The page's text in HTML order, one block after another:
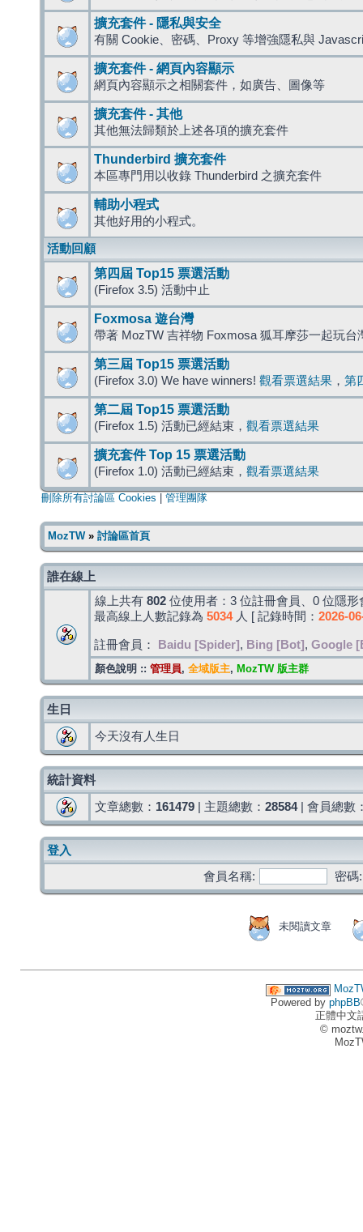
擴充套件 - 隱私與安全
有關 Cookie、密碼、Proxy 等增強隱私與
擴充套件 - 網頁內容顯示
網頁內容顯示之相關套件，如廣告、圖像等
擴充套件 - 其他
其他無法歸類於上述各項的擴充套件
Thunderbird 擴充套件
本區專門用以收錄 Thunderbird 之擴充套件
輔助小程式
其他好用的小程式。
活動回顧
第四屆 Top15 票選活動
(Firefox 3.5) 活動中止
Foxmosa 遊台灣
帶著 MozTW 吉祥物 Foxmosa 狐耳摩莎一起玩台
第三屆 Top15 票選活動
(Firefox 3.0) We have winners! 觀看票選結果 ， 第
第二屆 Top15 票選活動
(Firefox 1.5) 活動已經結束， 觀看票選結果
擴充套件 Top 15 票選活動
(Firefox 1.0) 活動已經結束， 觀看票選結果
刪除所有討論區 Cookies 管理團隊
MozTW» 討論區首頁
誰在線上
線上共有 802 位使用者：3 位註冊會員、0 位隱
最高線上人數記錄為 5034人 [ 記錄時間： 2026-
註冊會員： Baidu [Spider] , Bing [Bot] , Google
顏色說明 :: 管理員, 全域版主, MozTW 版主群
生日
今天沒有人生日
統計資料
文章總數： 161479 | 主題總數： 28584| 會員總數
登入
會員名稱:
密碼:
未閱讀文章
Powered by phpBB
正體中文
©